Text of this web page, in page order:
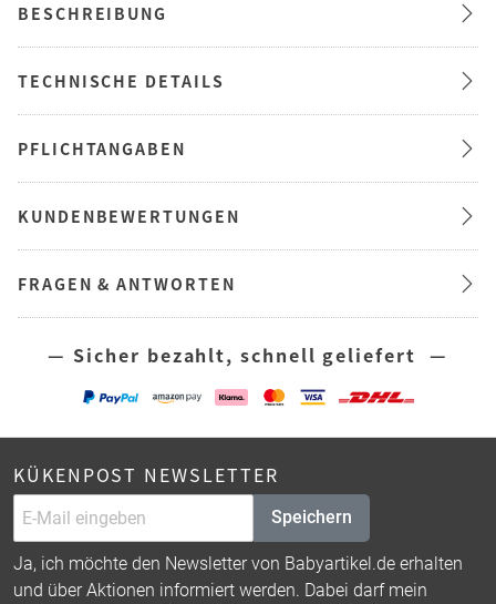
BESCHREIBUNG
TECHNISCHE DETAILS
PFLICHTANGABEN
KUNDENBEWERTUNGEN
FRAGEN & ANTWORTEN
— Sicher bezahlt, schnell geliefert —
KÜKENPOST NEWSLETTER
Speichern
Ja, ich möchte den Newsletter von Babyartikel.de erhalten
und über Aktionen informiert werden. Dabei darf mein